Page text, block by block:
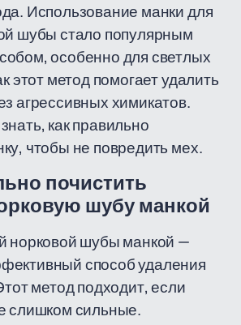
Использование манки для
шубы стало популярным
особенно для светлых
этот метод помогает удалить
агрессивных химикатов.
как правильно
чтобы не повредить мех.
почистить
шубу манкой
норковой шубы манкой —
способ удаления
метод подходит, если
слишком сильные.